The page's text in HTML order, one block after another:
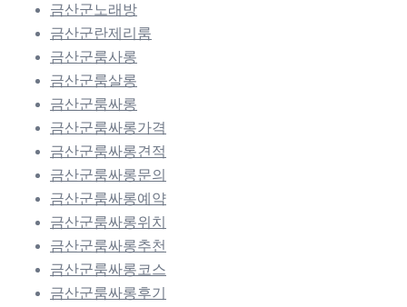
금산군노래방
금산군란제리룸
금산군룸사롱
금산군룸살롱
금산군룸싸롱
금산군룸싸롱가격
금산군룸싸롱견적
금산군룸싸롱문의
금산군룸싸롱예약
금산군룸싸롱위치
금산군룸싸롱추천
금산군룸싸롱코스
금산군룸싸롱후기